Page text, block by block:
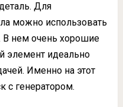
Для
можно использовать
В нем очень хорошие
элемент идеально
Именно на этот
с генератором.